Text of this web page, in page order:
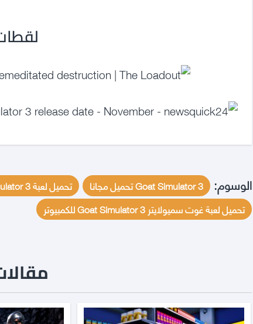
الوسوم: Goat Simulator 3 تحميل مجانا
تحميل لعبة Goat Simulator 3 للكمبيوتر مجانا
تحميل لعبة غوت سميولايتر Goat Simulator 3 للكمبيوتر